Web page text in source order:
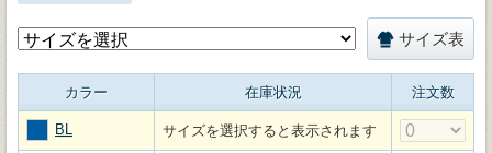
サイズ表
カラー 在庫状況 注文数
BL サイズを選択すると表示されます